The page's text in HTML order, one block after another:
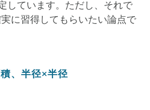
しています。ただし、それで
に習得してもらいたい論点で
、半径×半径